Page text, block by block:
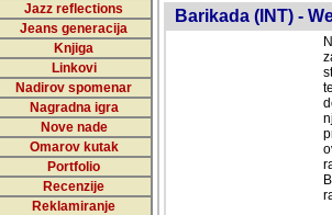
Jazz reflections
Jeans generacija
Knjiga
Linkovi
Nadirov spomenar
Nagradna igra
Nove nade
Omarov kutak
Portfolio
Recenzije
Reklamiranje
Barikada (INT) -